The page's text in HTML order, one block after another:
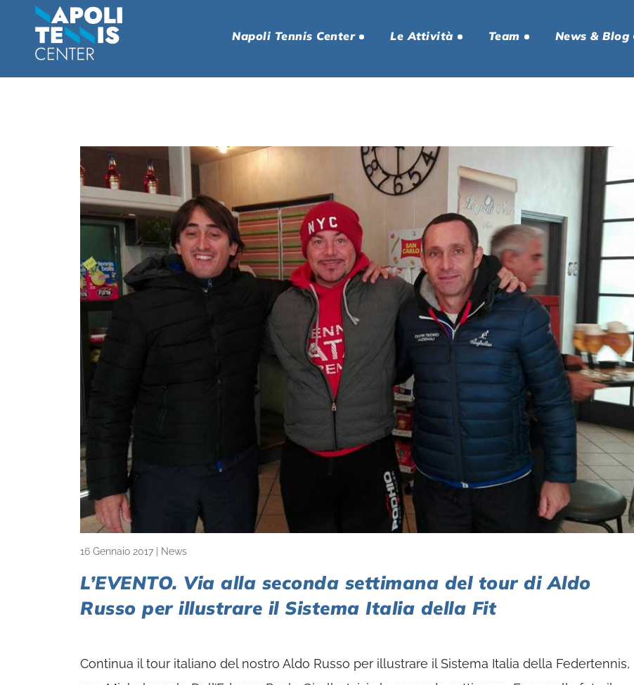
Napoli Tennis Center Le Attività Team News & Blog
16 Gennaio 2017 News
L’EVENTO. Via alla seconda settimana del tour di Aldo
Russo per illustrare il Sistema Italia della Fit
Continua il tour italiano del nostro Aldo Russo per illustrare il Sistema Italia della Federtennis,